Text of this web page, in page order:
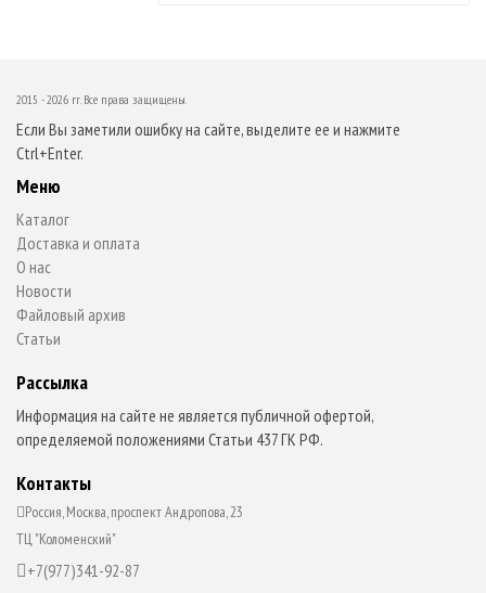
2015 - 2026 гг. Все права защищены.
Если Вы заметили ошибку на сайте, выделите ее и нажмите
Ctrl+Enter.
Меню
Каталог
Доставка и оплата
О нас
Новости
Файловый архив
Статьи
Рассылка
Информация на сайте не является публичной офертой,
определяемой положениями Статьи 437 ГК РФ.
Контакты
Россия, Москва, проспект Андропова, 23
ТЦ "Коломенский"
+7(977)341-92-87